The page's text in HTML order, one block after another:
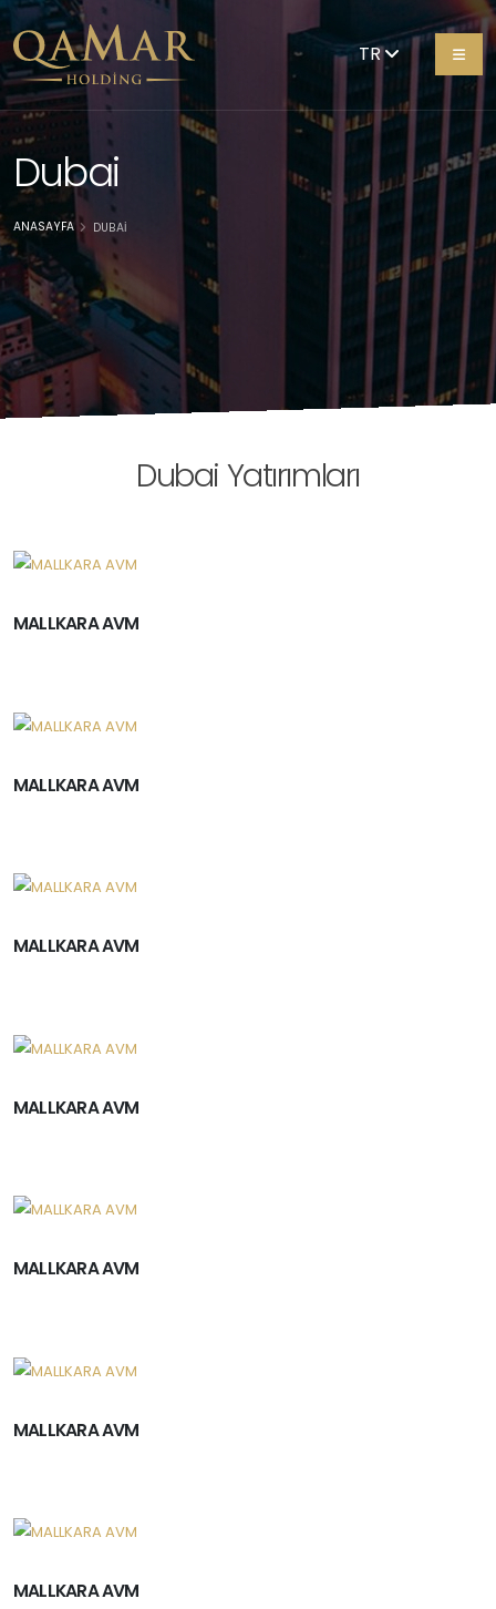
TR
Dubai
ANASAYFA DUBAI
Dubai Yatırımları
MALLKARA AVM
MALLKARA AVM
MALLKARA AVM
MALLKARA AVM
MALLKARA AVM
MALLKARA AVM
MALLKARA AVM